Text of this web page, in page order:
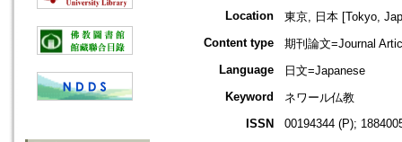
Location
東京, 日本 [Tokyo,
Content type
期刊論文=Journal
Language
日文=Japanese
Keyword
ネワール仏教
ISSN
00194344 (P);